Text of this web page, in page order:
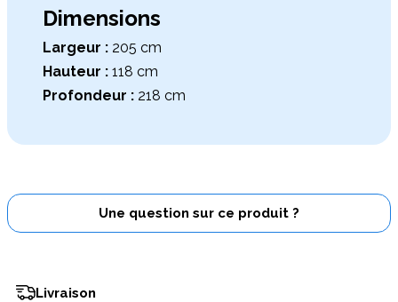
Dimensions
Largeur : 205 cm
Hauteur : 118 cm
Profondeur : 218 cm
Une question sur ce produit ?
Livraison